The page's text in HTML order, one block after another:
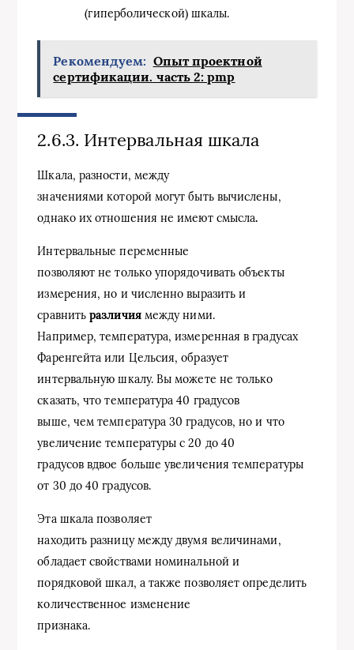
(гиперболической) шкалы.
Рекомендуем: Опыт проектной
сертификации. часть 2: pmp
2.6.3. Интервальная шкала
Шкала, разности, между
значениями которой могут быть вычислены,
однако их отношения не имеют смысла.
Интервальные переменные
позволяют не только упорядочивать объекты
измерения, но и численно выразить и
сравнитьразличиямежду ними.
Например, температура, измеренная в градусах
Фаренгейта или Цельсия, образует
интервальную шкалу. Вы можете не только
сказать, что температура 40 градусов
выше, чем температура 30 градусов, но и что
увеличение температуры с 20 до 40
градусов вдвое больше увеличения температуры
от 30 до 40 градусов.
Эта шкала позволяет
находить разницу между двумя величинами,
обладает свойствами номинальной и
порядковой шкал, а также позволяет определить
количественное изменение
признака.